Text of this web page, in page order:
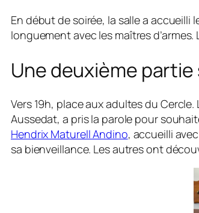
En début de soirée, la salle a
longuement avec les maîtres
Une deuxième
Vers 19h, place aux adultes du
Aussedat, a pris la parole pour
Hendrix Maturell Andino, accueilli
sa bienveillance. Les autres ont